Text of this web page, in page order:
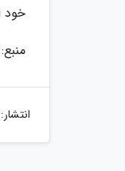
خود
انتشار: